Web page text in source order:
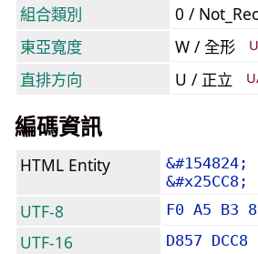
組合類別
0 /
東亞寬度
W / 全形
直排方向 U / 正立
編碼資訊
HTML Entity
&#154824;
&#x25CC8;
UTF-8 F0 A5 B3
UTF-16 D857 DCC8